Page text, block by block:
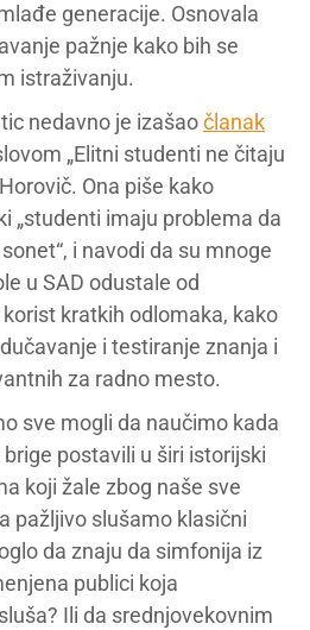
generacije. Osnovala
pažnje kako bih se
istraživanju.
nedavno je izašaočlanak
„Elitni studenti ne čitaju
Ona piše kako
„studenti imaju problema da
i navodi da su mnoge
u SAD odustale od
kratkih odlomaka, kako
i testiranje znanja i
za radno mesto.
sve mogli da naučimo kada
postavili u širi istorijski
koji žale zbog naše sve
pažljivo slušamo klasični
da znaju da simfonija iz
publici koja
Ili da srednjovekovnim